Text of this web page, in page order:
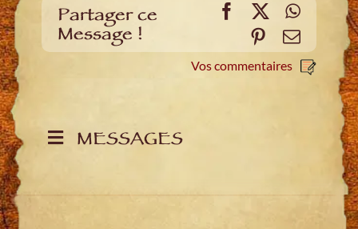
Partager ce
Message !
Facebook
X
Pinterest
E-
mail
Vos commentaires
MESSAGES